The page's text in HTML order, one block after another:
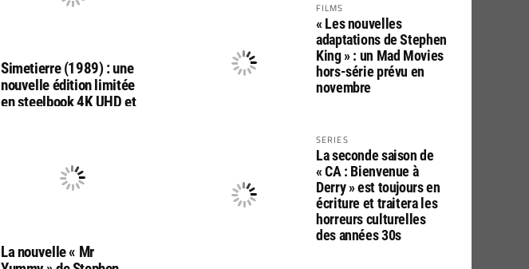
Simetierre (1989) : une
nouvelle édition limitée
en steelbook 4K UHD et
La nouvelle « Mr
FILMS
« Les nouvelles
adaptations de Stephen
King » : un Mad Movies
hors-série prévu en
novembre
SERIES
La seconde saison de
« CA : Bienvenue à
Derry » est toujours en
écriture et traitera les
horreurs culturelles
des années 30s